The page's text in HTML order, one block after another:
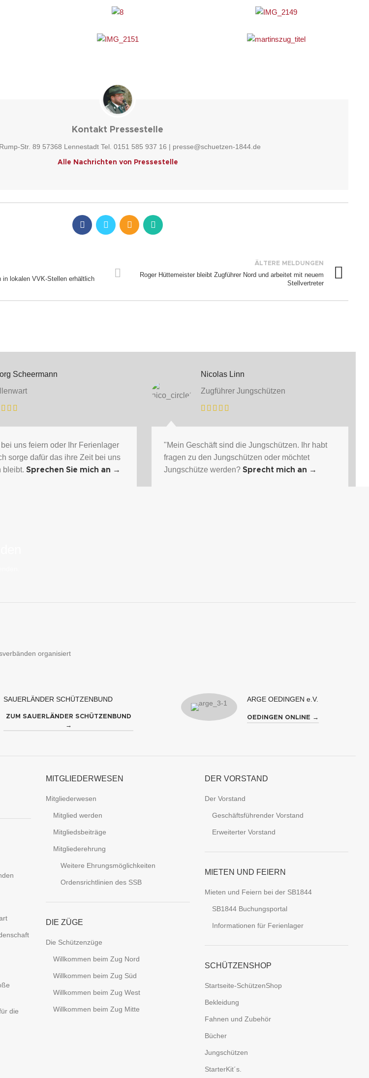
Kontakt Pressestelle
Str. 89 57368 Lennestadt Tel. 0151 585 937 16 | presse@schuetzen-1844.de
Alle Nachrichten von Pressestelle
in lokalen VVK-Stellen erhältlich
ÄLTERE MELDUNGEN
Roger Hüttemeister bleibt Zugführer Nord und arbeitet mit neuem
Stellvertreter
Scheermann
uns feiern oder Ihr Ferienlager
sorge dafür das ihre Zeit bei uns
bleibt. Sprechen Sie mich an →
Nicolas Linn
Zugführer Jungschützen
"Mein Geschäft sind die Jungschützen. Ihr habt
fragen zu den Jungschützen oder möchtet
Jungschütze werden? Sprecht mich an →
organisiert
SAUERLÄNDER SCHÜTZENBUND
ZUM SAUERLÄNDER SCHÜTZENBUND
→
ARGE OEDINGEN e.V.
OEDINGEN ONLINE →
die
MITGLIEDERWESEN
Mitgliederwesen
Mitglied werden
Mitgliedsbeiträge
Mitgliederehrung
Weitere Ehrungsmöglichkeiten
Ordensrichtlinien des SSB
DIE ZÜGE
Die Schützenzüge
Willkommen beim Zug Nord
Willkommen beim Zug Süd
Willkommen beim Zug West
Willkommen beim Zug Mitte
DER VORSTAND
Der Vorstand
Geschäftsführender Vorstand
Erweiterter Vorstand
MIETEN UND FEIERN
Mieten und Feiern bei der SB1844
SB1844 Buchungsportal
Informationen für Ferienlager
SCHÜTZENSHOP
Startseite-SchützenShop
Bekleidung
Fahnen und Zubehör
Bücher
Jungschützen
StarterKit´s.